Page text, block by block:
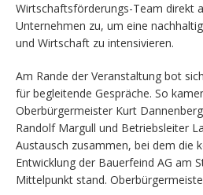
Wirtschaftsförderungs-Team direkt
Unternehmen zu, um eine
und Wirtschaft zu intensivieren.
Am Rande der Veranstaltung bot
für begleitende Gespräche. So
Oberbürgermeister Kurt
Randolf Margull und Betriebsleiter
Austausch zusammen, bei dem die
Entwicklung der Bauerfeind AG am
Mittelpunkt stand.